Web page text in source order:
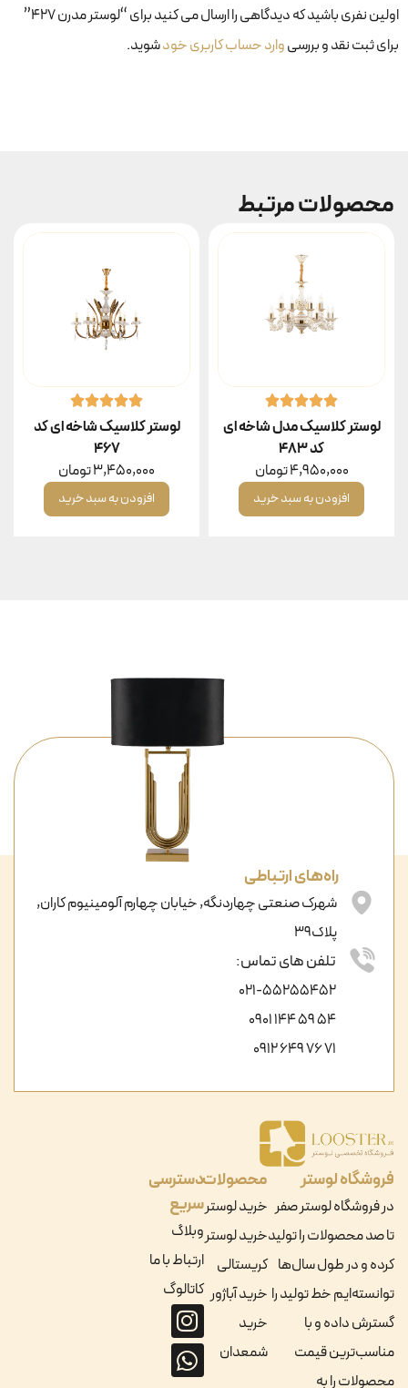
اولین نفری باشید که دیدگاهی را ارسال می کنید برای “لوستر مدرن ۴۲۷”
برای ثبت نقد و بررسیوارد حساب کاربری خودشوید.
محصولات مرتبط
لوستر کلاسیک مدل شاخه ای
کد ۴۸۳
4,950,000تومان
افزودن به سبد خرید
لوستر کلاسیک شاخه ای کد
۴۶۷
3,450,000تومان
افزودن به سبد خرید
فروشگاه لوستر
در فروشگاه لوستر صفر
تا صد محصولات را تولید
کرده و در طول سال‌ها
توانسته‌ایم خط تولید را
گسترش داده و با
مناسب‌ترین قیمت
محصولات را به
محصولات
خرید لوستر
خرید لوستر
کریستالی
خرید آباژور
خرید
شمعدان
دسترسی
سریع
وبلاگ
ارتباط با ما
کاتالوگ
راه‌های ارتباطی
شهرک صنعتی چهاردنگه, خیابان چهارم آلومینیوم کاران,
پلاک39
تلفن های تماس:
021-55255452
54 59 144 0901
71 76 649 0912